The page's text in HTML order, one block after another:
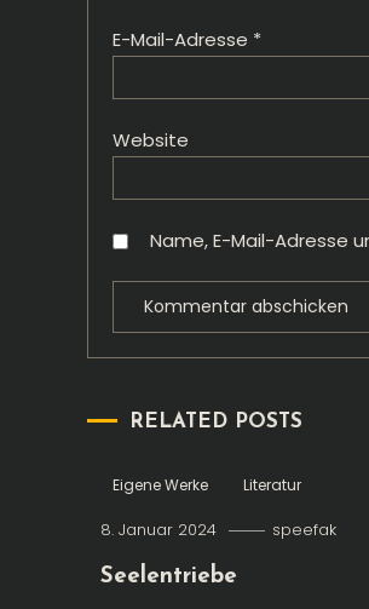
E-Mail-Adresse *
Website
Name, E-Mail-Adresse
RELATED POSTS
Eigene Werke Literatur
8. Januar 2024 speefak
Seelentriebe